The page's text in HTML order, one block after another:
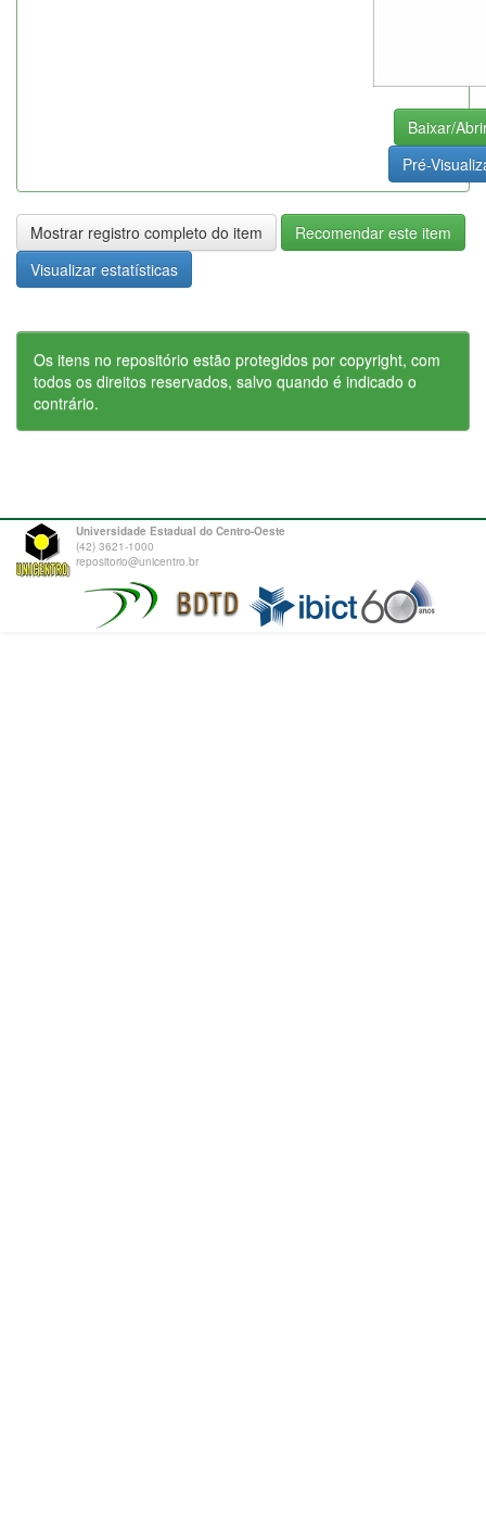
Baixar/
Pré-
Mostrar registro completo do item
Recomendar este item
Visualizar estatísticas
Os itens no repositório estão protegidos por copyright, com
todos os direitos reservados, salvo quando é indicado o
contrário.
Universidade Estadual do Centro-Oeste
(42) 3621-1000
repositorio@unicentro.br